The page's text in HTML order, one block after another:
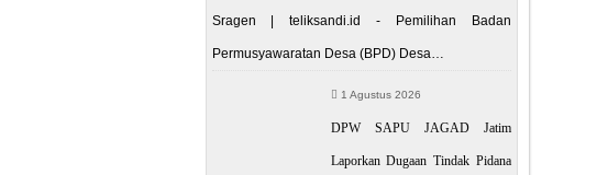
Sragen | teliksandi.id - Pemilihan Badan
Permusyawaratan Desa (BPD) Desa…
1 Agustus 2026
DPW SAPU JAGAD Jatim
Laporkan Dugaan Tindak Pidana